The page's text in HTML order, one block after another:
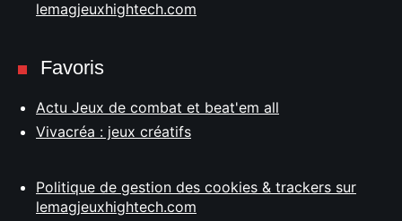
lemagjeuxhightech.com
Favoris
Actu Jeux de combat et beat'em all
Vivacréa : jeux créatifs
Politique de gestion des cookies & trackers sur
lemagjeuxhightech.com